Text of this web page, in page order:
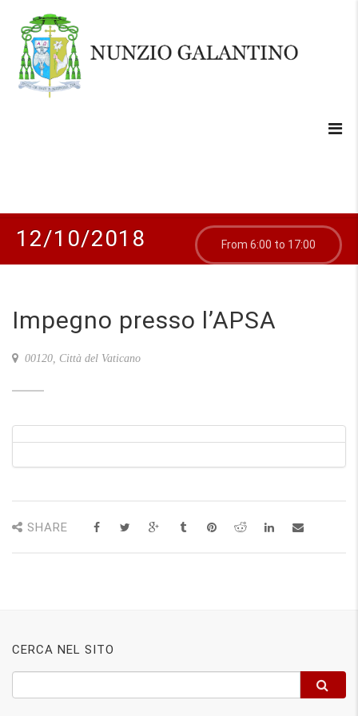
12/10/2018 From 6:00 to 17:00
Impegno presso l’APSA
00120, Città del Vaticano
SHARE
CERCA NEL SITO